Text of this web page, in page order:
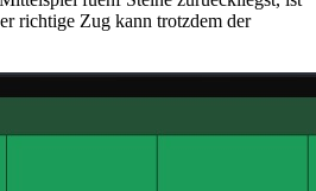
richtige Zug kann trotzdem der